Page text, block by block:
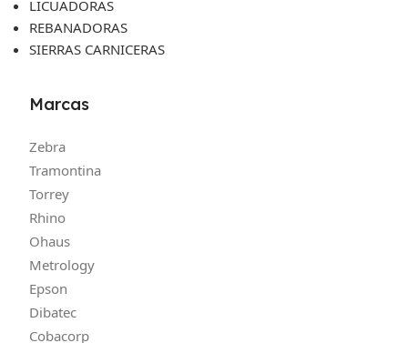
LICUADORAS
REBANADORAS
SIERRAS CARNICERAS
Marcas
Zebra
Tramontina
Torrey
Rhino
Ohaus
Metrology
Epson
Dibatec
Cobacorp